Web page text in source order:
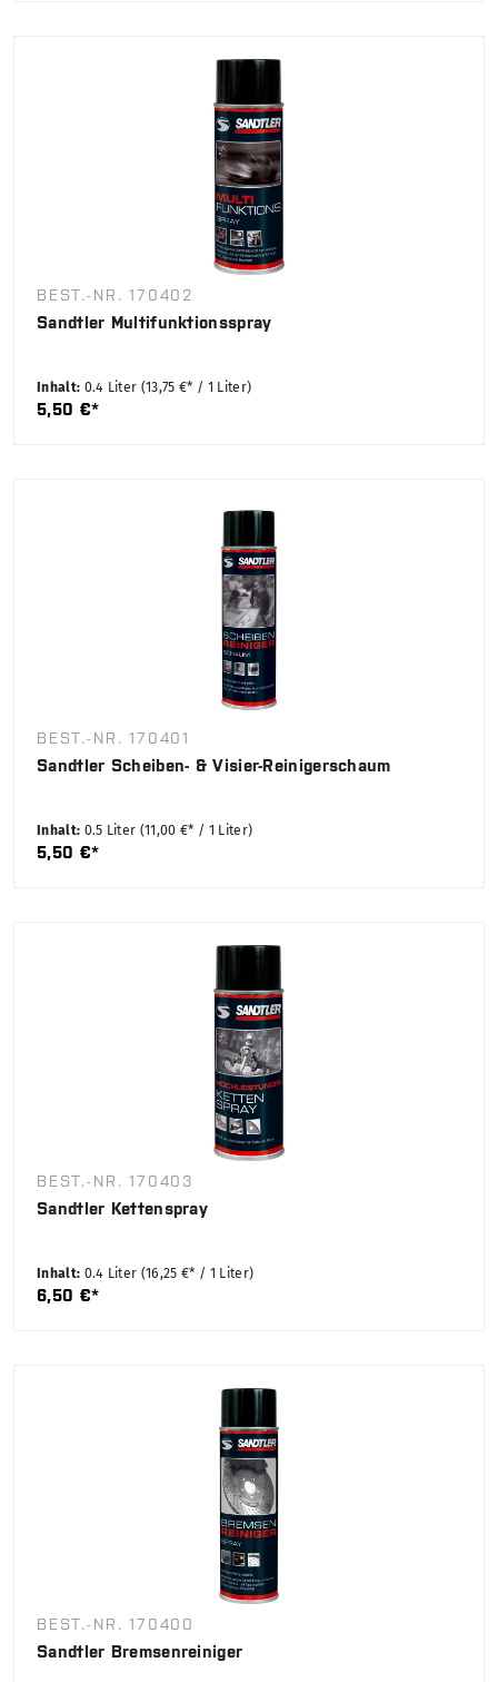
BEST.-NR. 170402
Sandtler Multifunktionsspray
Inhalt: 0.4 Liter (13,75 €* / 1 Liter)
5,50 €*
BEST.-NR. 170401
Sandtler Scheiben- & Visier-Reinigerschaum
Inhalt: 0.5 Liter (11,00 €* / 1 Liter)
5,50 €*
BEST.-NR. 170403
Sandtler Kettenspray
Inhalt: 0.4 Liter (16,25 €* / 1 Liter)
6,50 €*
BEST.-NR. 170400
Sandtler Bremsenreiniger